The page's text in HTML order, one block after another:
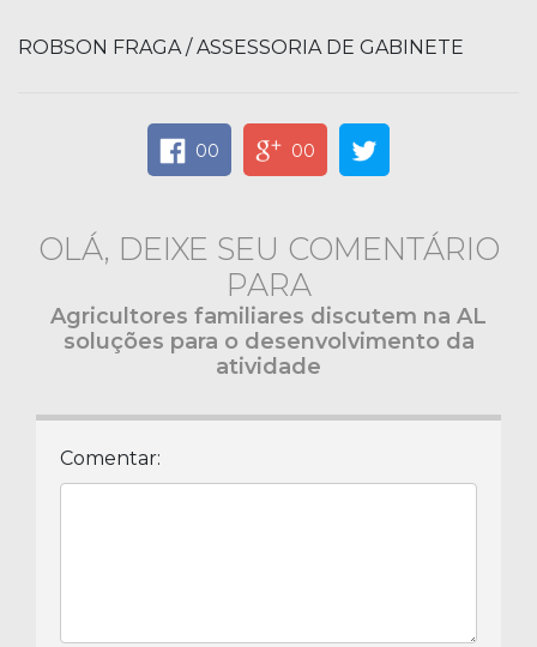
ROBSON FRAGA / ASSESSORIA DE GABINETE
00 00
OLÁ, DEIXE SEU COMENTÁRIO
PARA
Agricultores familiares discutem na AL
soluções para o desenvolvimento da
atividade
Comentar: